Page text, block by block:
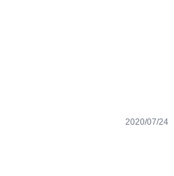
2020/07/24